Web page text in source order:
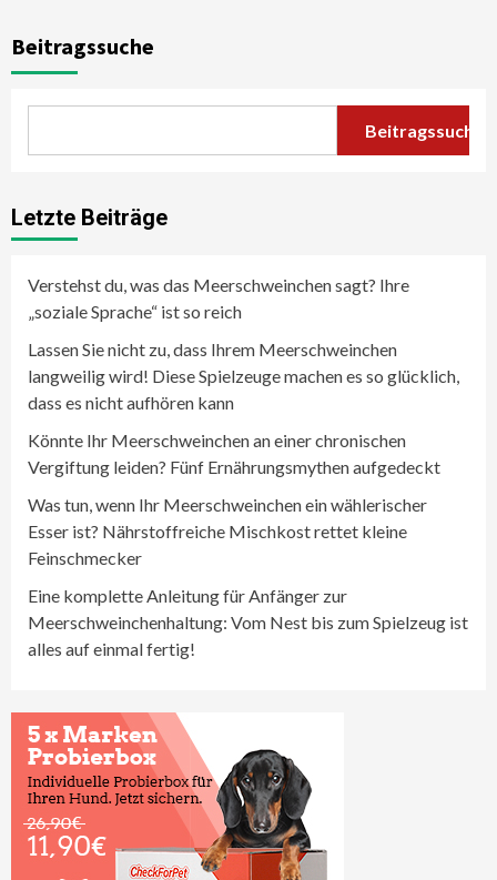
Beiträge
Beitragssuche
Beitragssuche
Letzte Beiträge
Verstehst du, was das Meerschweinchen sagt? Ihre
„soziale Sprache“ ist so reich
Lassen Sie nicht zu, dass Ihrem Meerschweinchen
langweilig wird! Diese Spielzeuge machen es so glücklich,
dass es nicht aufhören kann
Könnte Ihr Meerschweinchen an einer chronischen
Vergiftung leiden? Fünf Ernährungsmythen aufgedeckt
Was tun, wenn Ihr Meerschweinchen ein wählerischer
Esser ist? Nährstoffreiche Mischkost rettet kleine
Feinschmecker
Eine komplette Anleitung für Anfänger zur
Meerschweinchenhaltung: Vom Nest bis zum Spielzeug ist
alles auf einmal fertig!